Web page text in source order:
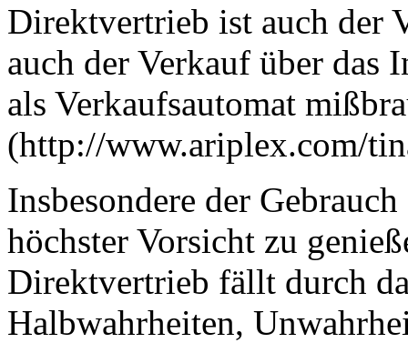
Direktvertrieb ist auch der
auch der Verkauf über das
als Verkaufsautomat
(http://www.ariplex.com/
Insbesondere der
höchster Vorsicht zu
Direktvertrieb fällt durch
Halbwahrheiten,